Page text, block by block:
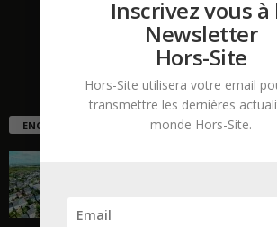
Contactez-nous:contact@hors-
ENCORE PLUS D'ARTICLES
Inscrivez vous à
Newsletter
Hors-Site
Hors-Site utilisera votre email
transmettre les dernières
monde Hors-Site.